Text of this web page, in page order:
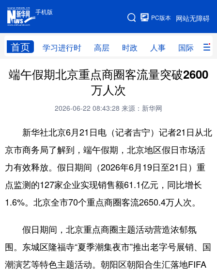
手机版
网站无障碍
PC版本
首页 学习进行时 高层 时政 人事 国际 财
手机版
网站地图
学习进行时 高层 时政 人事
思客智库 全球连线
科技 科普 体育 文化
健康 军事 访谈 视频
图片 中央文件 汽车
会展 彩票 娱乐 时尚
端午假期北京重点商圈客流量突破2600
万人次
2026-06-22 08:43:28 来源：新华网
新华社北京6月21日电（记者吉宁）记者21日从北
京市商务局了解到，端午假期，北京地区假日市场活
力有效释放。假日期间（2026年6月19日至21日）重
点监测的127家企业实现销售额61.1亿元，同比增长
1.6%。北京全市70个重点商圈客流2650.4万人次。
假日期间，北京重点商圈主题活动营造浓郁氛
围。东城区隆福寺“夏季潮集夜市”推出老字号展销、国
潮演艺等特色主题活动。朝阳区朝阳合生汇落地FIFA